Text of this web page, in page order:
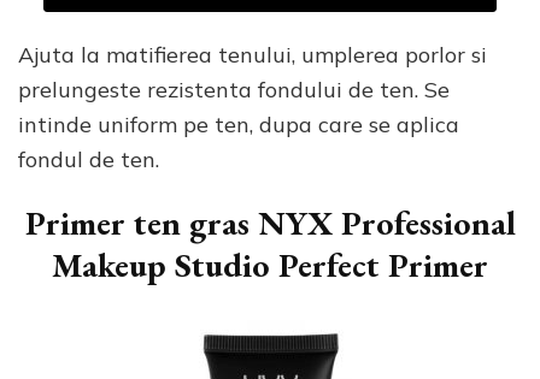
Ajuta la matifierea tenului, umplerea porlor si
prelungeste rezistenta fondului de ten. Se
intinde uniform pe ten, dupa care se aplica
fondul de ten.
Primer ten gras NYX Professional
Makeup Studio Perfect Primer